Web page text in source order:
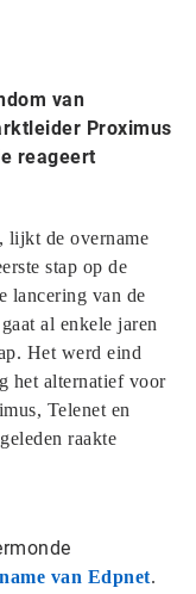
van
Proximus
reageert
lijkt de overname
stap op de
lancering van de
al enkele jaren
Het werd eind
het alternatief voor
Telenet en
raakte
van Edpnet.